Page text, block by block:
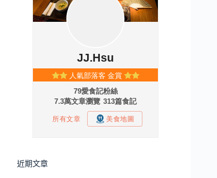
近期文章